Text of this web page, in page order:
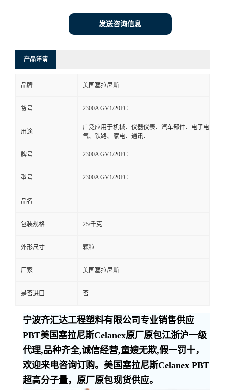
发送咨询信息
产品详请
品牌 美国塞拉尼斯
货号 2300A GV1/20FC
用途
广泛应用于机械、仪器仪表、汽车部件、电子电
气、铁路、家电、通讯、
牌号 2300A GV1/20FC
型号 2300A GV1/20FC
品名
包装规格 25/千克
外形尺寸 颗粒
厂家 美国塞拉尼斯
是否进口 否
宁波齐汇达工程塑料有限公司专业销售供应
PBT美国塞拉尼斯Celanex原厂原包江浙沪一级
代理,品种齐全,诚信经营,童嫂无欺,假一罚十，
欢迎来电咨询订购。美国塞拉尼斯Celanex PBT
超高分子量，原厂原包现货供应。